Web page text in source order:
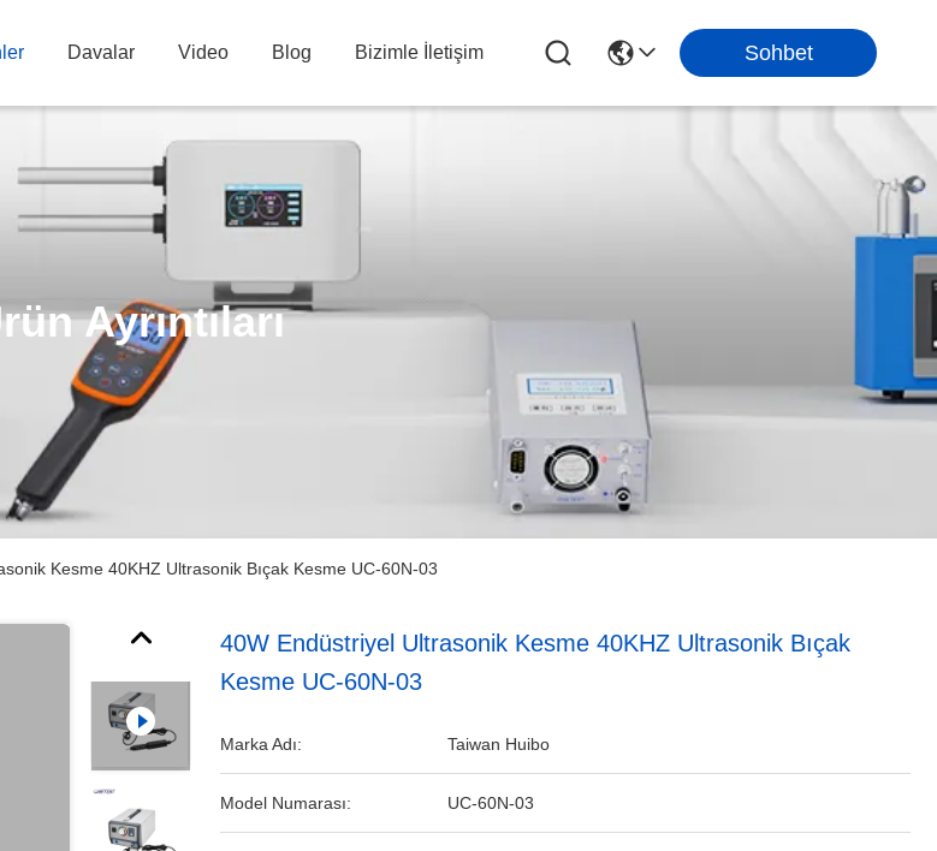
Davalar Video Blog Bizimle İletişim Sohbet
Ayrıntıları
Kesme 40KHZ Ultrasonik Bıçak Kesme UC-60N-03
40W Endüstriyel Ultrasonik Kesme 40KHZ Ultrasonik Bıçak
Kesme UC-60N-03
Marka Adı: Taiwan Huibo
Model Numarası: UC-60N-03